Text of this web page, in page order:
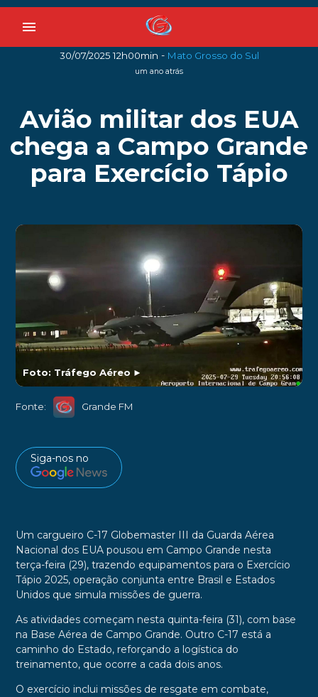
menu
30/07/2025 12h00min - Mato Grosso do Sul
um ano atrás
Avião militar dos EUA
chega a Campo Grande
para Exercício Tápio
Foto: Tráfego Aéreo ►
Fonte: Grande FM
Siga-nos no
Um cargueiro C-17 Globemaster III da Guarda Aérea
Nacional dos EUA pousou em Campo Grande nesta
terça-feira (29), trazendo equipamentos para o Exercício
Tápio 2025, operação conjunta entre Brasil e Estados
Unidos que simula missões de guerra.
As atividades começam nesta quinta-feira (31), com base
na Base Aérea de Campo Grande. Outro C-17 está a
caminho do Estado, reforçando a logística do
treinamento, que ocorre a cada dois anos.
O exercício inclui missões de resgate em combate,